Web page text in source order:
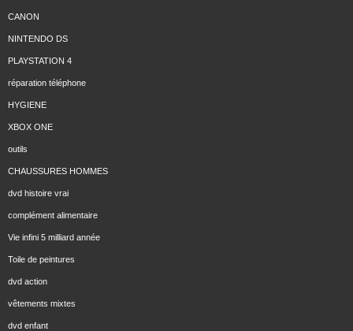
CANON
NINTENDO DS
PLAYSTATION 4
réparation téléphone
HYGIENE
XBOX ONE
outils
CHAUSSURES HOMMES
dvd histoire vrai
complément alimentaire
Vie infini 5 milliard année
Toile de peintures
dvd action
vêtements mixtes
dvd enfant